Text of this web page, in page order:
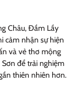
Châu, Đầm Lầy
cảm nhận sự hiện
và vẻ thơ mộng
để trải nghiệm
thiên nhiên hơn.